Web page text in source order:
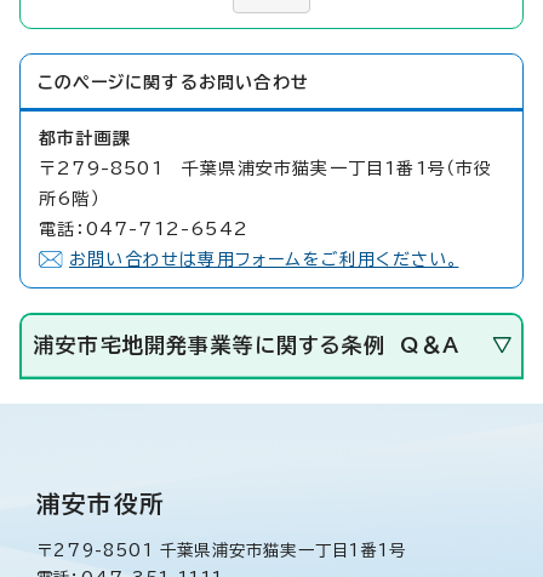
このページに関する お問い合わせ
都市計画課
〒279-8501 千葉県浦安市猫実一丁目1番1号（市役
所6階）
電話：047-712-6542
お問い合わせは専用フォームをご利用ください。
浦安市宅地開発事業等に関する条例 Q＆A
浦安市役所
〒279-8501 千葉県浦安市猫実一丁目1番1号